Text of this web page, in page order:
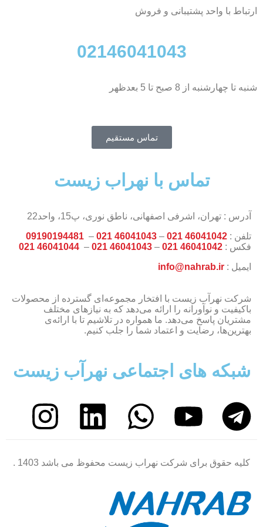
ارتباط با واحد پشتیبانی و فروش
02146041043
شنبه تا چهارشنبه از 8 صبح تا 5 بعدظهر
تماس مستقیم
تماس با نهراب زیست
آدرس : تهران، اشرفی اصفهانی، ناطق نوری، پ15، واحد22
تلفن : 46041042 021
–
46041043 021
–
09190194481
فکس : 46041042 021
–
46041043 021
–
46041044 021
ایمیل : info@nahrab.ir
شرکت نهرآب زیست با افتخار مجموعه‌ای گسترده از محصولات
باکیفیت و نوآورانه را ارائه می‌دهد که به نیازهای مختلف
مشتریان پاسخ می‌دهد. ما همواره در تلاشیم تا با ارائه‌ی
بهترین‌ها، رضایت و اعتماد شما را جلب کنیم.
شبکه های اجتماعی نهرآب زیست
کلیه حقوق برای شرکت نهراب زیست محفوظ می باشد 1403 .